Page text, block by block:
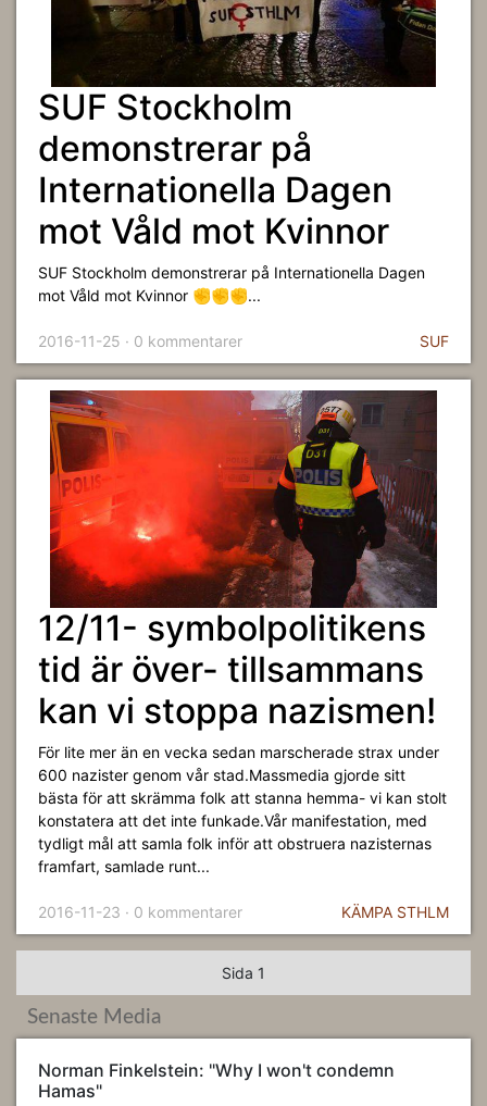
SUF Stockholm
demonstrerar på
Internationella Dagen
mot Våld mot Kvinnor
SUF Stockholm demonstrerar på Internationella Dagen
mot Våld mot Kvinnor ✊✊✊...
2016-11-25 · 0 kommentarer SUF
12/11- symbolpolitikens
tid är över- tillsammans
kan vi stoppa nazismen!
För lite mer än en vecka sedan marscherade strax under
600 nazister genom vår stad.Massmedia gjorde sitt
bästa för att skrämma folk att stanna hemma- vi kan stolt
konstatera att det inte funkade.Vår manifestation, med
tydligt mål att samla folk inför att obstruera nazisternas
framfart, samlade runt...
2016-11-23 · 0 kommentarer KÄMPA STHLM
Sida 1
Senaste Media
Norman Finkelstein: "Why I won't condemn
Hamas"